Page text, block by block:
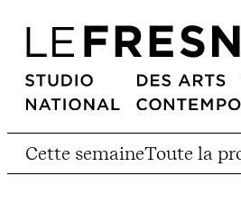
Cette semaineToute la